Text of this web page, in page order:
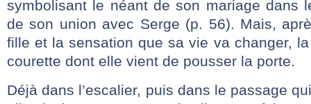
symbolisant le néant de son mariage dans
de son union avec Serge (p. 56). Mais,
fille et la sensation que sa vie va changer,
courette dont elle vient de pousser la porte.
Déjà dans l’escalier, puis dans le passage